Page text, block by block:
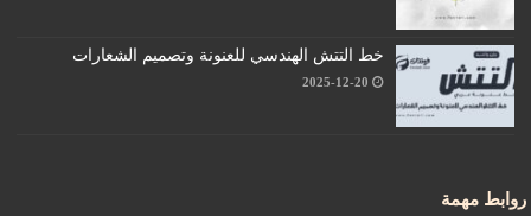
خط التتش الهندسي للعنونة وتصميم الشعارات
2025-12-20
روابط مهمة